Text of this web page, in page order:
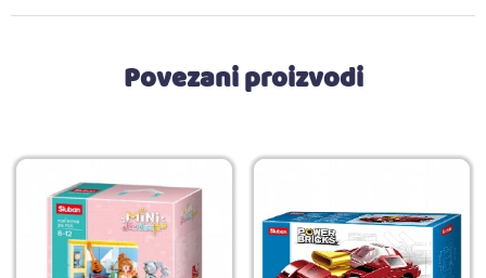
Povezani proizvodi